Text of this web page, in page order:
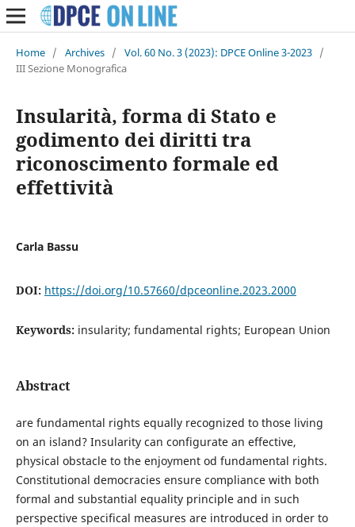
Home / Archives / Vol. 60 No. 3 (2023): DPCE Online 3-2023 /
III Sezione Monografica
Insularità, forma di Stato e
godimento dei diritti tra
riconoscimento formale ed
effettività
Carla Bassu
DOI: https://doi.org/10.57660/dpceonline.2023.2000
Keywords: insularity; fundamental rights; European Union
Abstract
are fundamental rights equally recognized to those living
on an island? Insularity can configurate an effective,
physical obstacle to the enjoyment od fundamental rights.
Constitutional democracies ensure compliance with both
formal and substantial equality principle and in such
perspective specifical measures are introduced in order to